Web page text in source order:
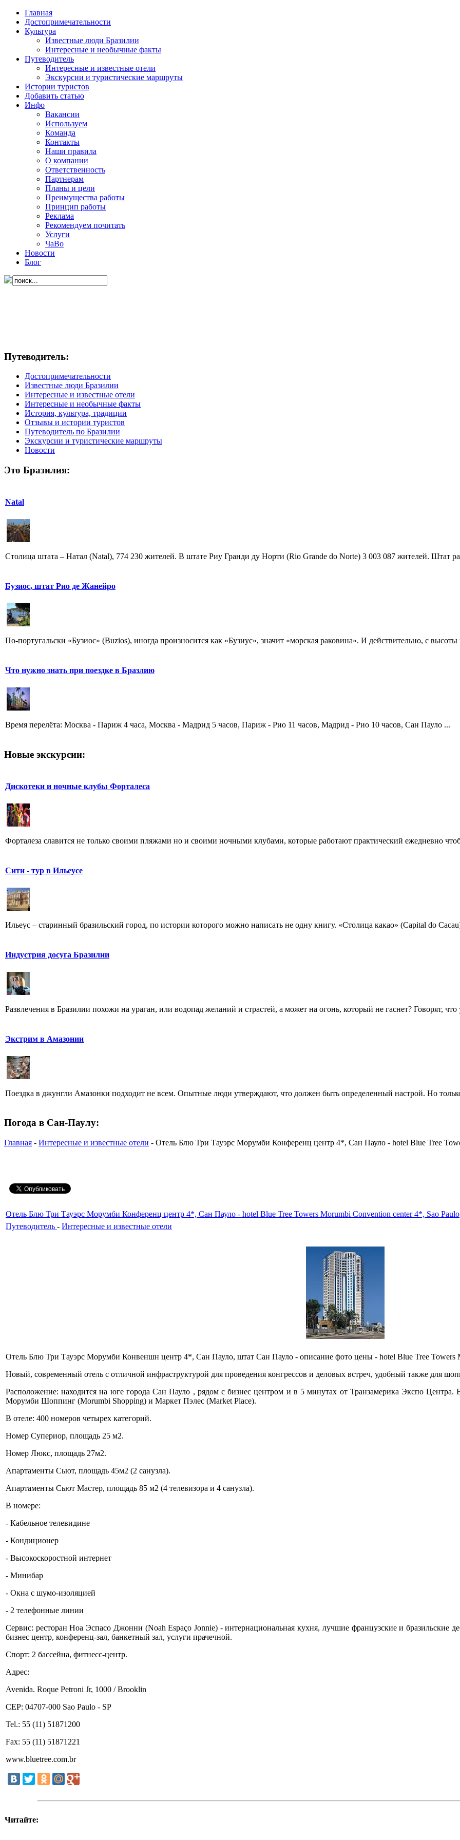
Главная
Достопримечательности
Культура
Известные люди Бразилии
Интересные и необычные факты
Путеводитель
Интересные и известные отели
Экскурсии и туристические маршруты
Истории туристов
Добавить статью
Инфо
Вакансии
Используем
Команда
Контакты
Наши правила
О компании
Ответственность
Партнерам
Планы и цели
Преимущества работы
Принцип работы
Реклама
Рекомендуем почитать
Услуги
ЧаВо
Новости
Блог
Путеводитель:
Достопримечательности
Известные люди Бразилии
Интересные и известные отели
Интересные и необычные факты
История, культура, традиции
Отзывы и истории туристов
Путеводитель по Бразилии
Экскурсии и туристические маршруты
Новости
Это Бразилия:
Natal
Столица штата – Натал (Natal), 774 230 жителей. В штате Риу Гранди ду Норти (Rio Grande do Norte) 3 003 087 жителей. Штат
Бузиос, штат Рио де Жанейро
По-португальски «Бузиос» (Buzios), иногда произносится как «Бузиус», значит «морская раковина». И действительно, с высоты
Что нужно знать при поездке в Бразлию
Время перелёта: Москва - Париж 4 часа, Москва - Мадрид 5 часов, Париж - Рио 11 часов, Мадрид - Рио 10 часов, Сан Пауло ...
Новые экскурсии:
Дискотеки и ночные клубы Форталеса
Форталеза славится не только своими пляжами но и своими ночными клубами, которые работают практический ежедневно
Сити - тур в Ильеусе
Ильеус – старинный бразильский город, по истории которого можно написать не одну книгу. «Столица какао» (Capital do
Индустрия досуга Бразилии
Развлечения в Бразилии похожи на ураган, или водопад желаний и страстей, а может на огонь, который не гаснет? Говорят, что
Экстрим в Амазонии
Поездка в джунгли Амазонки подходит не всем. Опытные люди утверждают, что должен быть определенный настрой. Но
Погода в Сан-Паулу:
Главная - Интересные и известные отели - Отель Блю Три Тауэрс Морумби Конференц центр 4*, Сан Пауло - hotel Blue Tree
Отель Блю Три Тауэрс Морумби Конференц центр 4*, Сан Пауло - hotel Blue Tree Towers Morumbi Convention center 4*, Sao Paulo
Путеводитель - Интересные и известные отели
Отель Блю Три Тауэрс Морумби Конвеншн центр 4*, Сан Пауло, штат Сан Пауло - описание фото цены - hotel Blue Tree Towers
Новый, современный отель с отличной инфраструктурой для проведения конгрессов и деловых встреч, удобный также для
Расположение: находится на юге города Сан Пауло , рядом с бизнес центром и в 5 минутах от Транзамерика Экспо Центра.
Морумби Шоппинг (Morumbi Shopping) и Маркет Пэлес (Market Place).
В отеле: 400 номеров четырех категорий.
Номер Супериор, площадь 25 м2.
Номер Люкс, площадь 27м2.
Апартаменты Сьют, площадь 45м2 (2 санузла).
Апартаменты Сьют Мастер, площадь 85 м2 (4 телевизора и 4 санузла).
В номере:
- Кабельное телевидине
- Кондиционер
- Высокоскоростной интернет
- Минибар
- Окна с шумо-изоляцией
- 2 телефонные линии
Сервис: ресторан Ноа Эспасо Джонни (Noah Espaço Jonnie) - интернациональная кухня, лучшие французские и бразильские
бизнес центр, конференц-зал, банкетный зал, услуги прачечной.
Спорт: 2 бассейна, фитнесс-центр.
Адрес:
Avenida. Roque Petroni Jr, 1000 / Brooklin
CEP: 04707-000 Sao Paulo - SP
Tel.: 55 (11) 51871200
Fax: 55 (11) 51871221
www.bluetree.com.br
Читайте: